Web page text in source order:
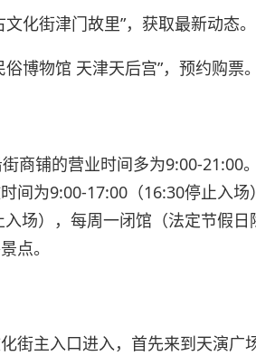
化街津门故里”，获取最新动态。
博物馆 天津天后宫”，预约购票。
商铺的营业时间多为9:00-21:00
间为9:00-17:00（16:30停止入场
场），每周一闭馆（法定节假
点。
街主入口进入，首先来到天演广